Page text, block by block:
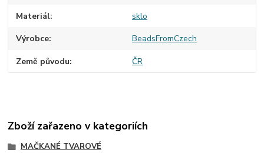
Materiál sklo
Výrobce BeadsFromCzech
Země původu ČR
Zboží zařazeno v kategoriích
MAČKANÉ TVAROVÉ